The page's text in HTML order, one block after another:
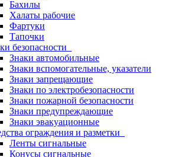
Бахилы
Халаты рабочие
Фартуки
Тапочки
безопасности
Знаки автомобильные
Знаки вспомогательные, указатели
Знаки запрещающие
Знаки по электробезопасности
Знаки пожарной безопасности
Знаки предупреждающие
Знаки эвакуационные
ограждения и разметки
Ленты сигнальные
Конусы сигнальные